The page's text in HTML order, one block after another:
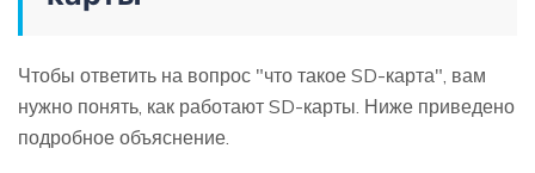
Чтобы ответить на вопрос "что такое SD-карта", вам
нужно понять, как работают SD-карты. Ниже приведено
подробное объяснение.